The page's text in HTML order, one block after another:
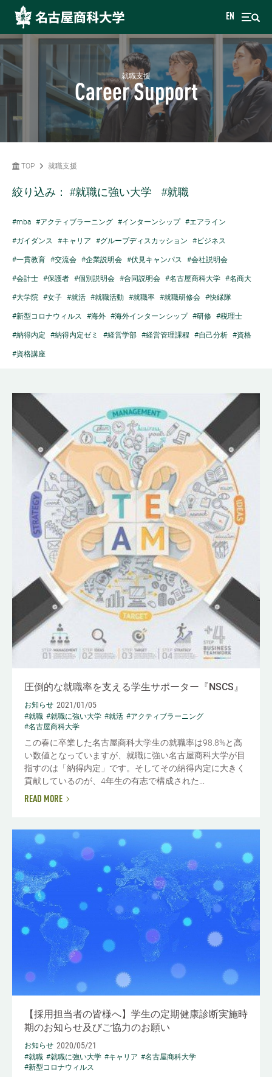
EN
就職支援
Career Support
TOP 就職支援
絞り込み： #就職に強い大学 #就職
#mba #アクティブラーニング #インターンシップ #エアライン
#ガイダンス #キャリア #グループディスカッション #ビジネス
#一貫教育 #交流会 #企業説明会 #伏見キャンパス #会社説明会
#会計士 #保護者 #個別説明会 #合同説明会 #名古屋商科大学 #名商大
#大学院 #女子 #就活 #就職活動 #就職率 #就職研修会 #快縁隊
#新型コロナウィルス #海外 #海外インターンシップ #研修 #税理士
#納得内定 #納得内定ゼミ #経営学部 #経営管理課程 #自己分析 #資格
#資格講座
圧倒的な就職率を支える学生サポーター『NSCS』
お知らせ 2021/01/05
#就職 #就職に強い大学 #就活 #アクティブラーニング
#名古屋商科大学
この春に卒業した名古屋商科大学生の就職率は98.8%と高
い数値となっていますが、就職に強い名古屋商科大学が目
指すのは「納得内定」です。そしてその納得内定に大きく
貢献しているのが、4年生の有志で構成された...
READ MORE
【採用担当者の皆様へ】学生の定期健康診断実施時
期のお知らせ及びご協力のお願い
お知らせ 2020/05/21
#就職 #就職に強い大学 #キャリア #名古屋商科大学
#新型コロナウィルス